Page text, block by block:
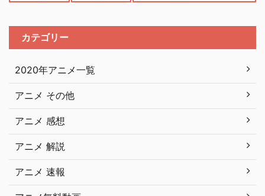
カテゴリー
2020年アニメ一覧
アニメ その他
アニメ 感想
アニメ 解説
アニメ 速報